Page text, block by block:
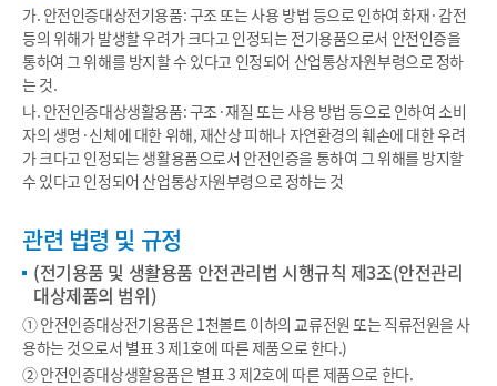
가. 안전인증대상전기용품: 구조 또는 사용 방법 등으로 인하여 화재·감전
등의 위해가 발생할 우려가 크다고 인정되는 전기용품으로서 안전인증을
통하여 그 위해를 방지할 수 있다고 인정되어 산업통상자원부령으로 정하
는 것.
나. 안전인증대상생활용품: 구조·재질 또는 사용 방법 등으로 인하여 소비
자의 생명·신체에 대한 위해, 재산상 피해나 자연환경의 훼손에 대한 우려
가 크다고 인정되는 생활용품으로서 안전인증을 통하여 그 위해를 방지할
수 있다고 인정되어 산업통상자원부령으로 정하는 것
관련 법령 및 규정
(전기용품 및 생활용품 안전관리법 시행규칙 제3조(안전관리
대상제품의 범위)
① 안전인증대상전기용품은 1천볼트 이하의 교류전원 또는 직류전원을 사
용하는 것으로서 별표 3 제1호에 따른 제품으로 한다.)
② 안전인증대상생활용품은 별표 3 제2호에 따른 제품으로 한다.